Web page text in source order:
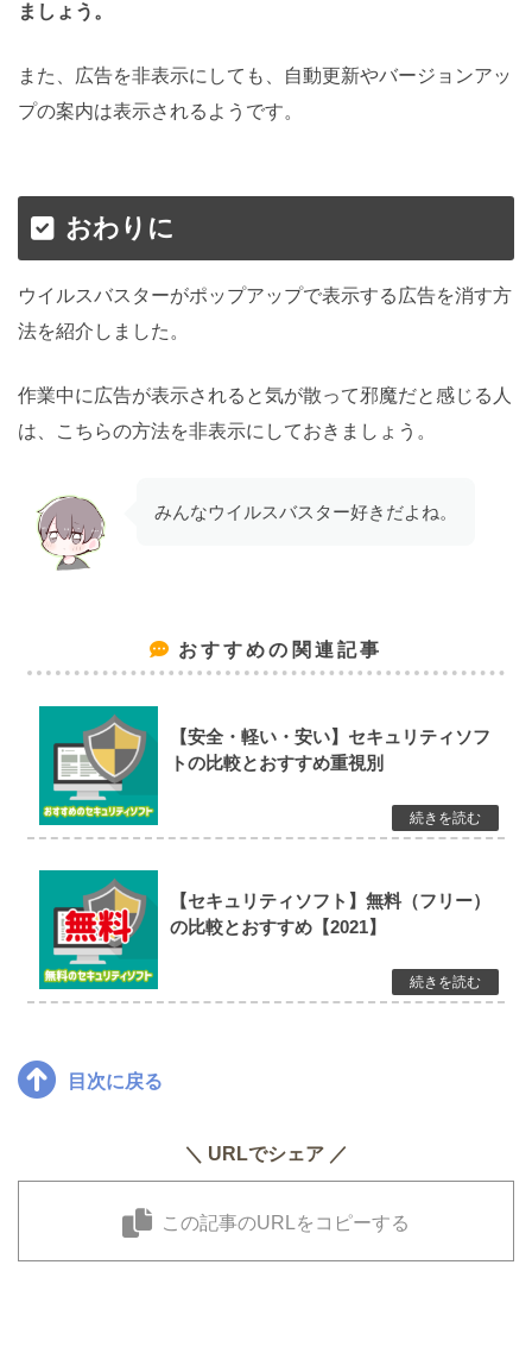
ましょう。
また、広告を非表示にしても、自動更新やバージョンアッ
プの案内は表示されるようです。
おわりに
ウイルスバスターがポップアップで表示する広告を消す方
法を紹介しました。
作業中に広告が表示されると気が散って邪魔だと感じる人
は、こちらの方法を非表示にしておきましょう。
みんなウイルスバスター好きだよね。
おすすめの関連記事
【安全・軽い・安い】セキュリティソフ
トの比較とおすすめ重視別
【セキュリティソフト】無料（フリー）
の比較とおすすめ【2021】
目次に戻る
＼ URLでシェア ／
この記事のURLをコピーする